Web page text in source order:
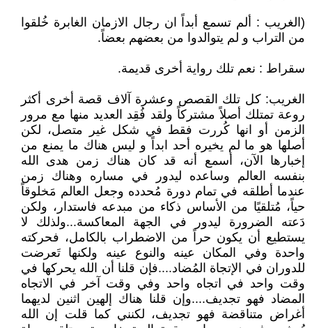
(الغريب : ألم تسمع أبداً ان رجال الازمان الغابرة خُلقوا
من التراب و لم يتوالدوا من بعضهم بعضاً.
سقراط : نعم تلك رواية أخرى قديمة.
الغريب: كل تلك القصص وعشرة آلاف قصة أخرى أكثر
روعة تمتلك أصلاً مشتركاً ولقد فُقِد العديد منها مع مرور
الزمن أو انها كُررت فقط في شكل غير متصل، لكن
أصلها هو ما لم يخيره أحد ابداً و ليس هناك ما يمنع من
إخبارها الآن، أسمع أنه قد كان هناك زمن هدى الله
بنفسه العالم وساعده ليدور في مساره وهناك زمن
عندما أطلقه في تمام دورة مُحدده وجعل العالم مَخلوقاً
حياً، مُتلقيًا من الأساس ذكاء من مبدعه فاستدار، ولكن
دَعته الضرورة ليدور في الجهة المعاكسة...ولذلك لا
يستطيع أن يكون حراً من الاضطراب بالكامل، فحركته
واحدة وفي المكان عينه والنوع عينه ولكنها تَعرضت
للدوران في الإتجاة المُضاد....فإن قلنا أن الله يحركها في
وقت واحد في اتجاه واحد وفي وقت آخر في الاتجاه
المضاد فهو تجديف....وإن قلنا هناك إلهين اثنين لديهما
أغراض متناقضة فهو تجديف، لكنني كما قلت إن الله